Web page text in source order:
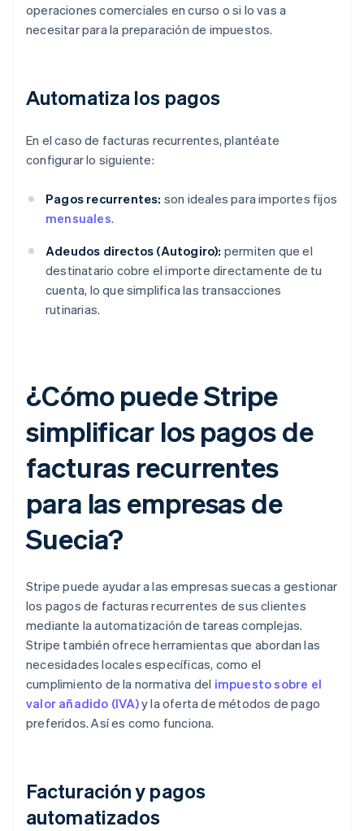
operaciones comerciales en curso o si lo vas a
necesitar para la preparación de impuestos.
Automatiza los pagos
En el caso de facturas recurrentes, plantéate
configurar lo siguiente:
Pagos recurrentes: son ideales para importes fijos
mensuales.
Adeudos directos (Autogiro): permiten que el
destinatario cobre el importe directamente de tu
cuenta, lo que simplifica las transacciones
rutinarias.
¿Cómo puede Stripe
simplificar los pagos de
facturas recurrentes
para las empresas de
Suecia?
Stripe puede ayudar a las empresas suecas a gestionar
los pagos de facturas recurrentes de sus clientes
mediante la automatización de tareas complejas.
Stripe también ofrece herramientas que abordan las
necesidades locales específicas, como el
cumplimiento de la normativa del impuesto sobre el
valor añadido (IVA)y la oferta de métodos de pago
preferidos. Así es como funciona.
Facturación y pagos
automatizados